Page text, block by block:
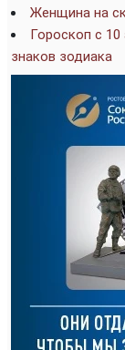
Женщина на
Гороскоп с 10
знаков зодиака